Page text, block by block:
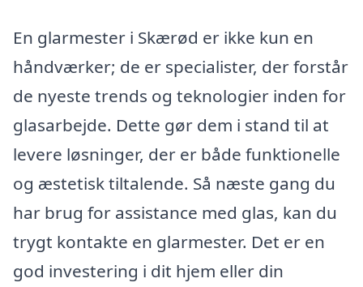
En glarmester i Skærød er ikke kun en
håndværker; de er specialister, der forstår
de nyeste trends og teknologier inden for
glasarbejde. Dette gør dem i stand til at
levere løsninger, der er både funktionelle
og æstetisk tiltalende. Så næste gang du
har brug for assistance med glas, kan du
trygt kontakte en glarmester. Det er en
god investering i dit hjem eller din